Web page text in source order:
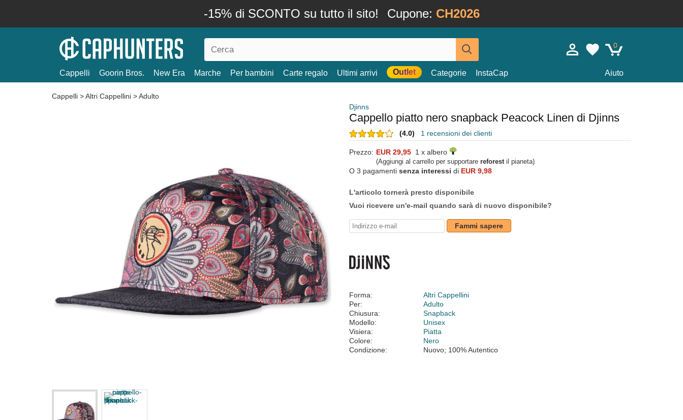
-15% di SCONTO su tutto il sito! Cupone: CH2026
0
Cappelli Goorin Bros. New Era Marche Per bambini Carte regalo Ultimi arrivi Outlet Categorie InstaCap Aiuto
Cappelli >Altri Cappellini >Adulto
Djinns
Cappello piatto nero snapback Peacock Linen di Djinns
(4.0) 1 recensioni dei clienti
Prezzo: EUR 29,95 1 x albero
(Aggiungi al carrello per supportare reforestil pianeta)
O 3 pagamenti senza interessi di EUR 9,98
L'articolo tornerà presto disponibile
Vuoi ricevere un'e-mail quando sarà di nuovo disponibile?
Fammi sapere
Forma:
Altri Cappellini
Per:
Adulto
Chiusura:
Snapback
Modello:
Unisex
Visiera:
Piatta
Colore:
Nero
Condizione:
Nuovo; 100% Autentico